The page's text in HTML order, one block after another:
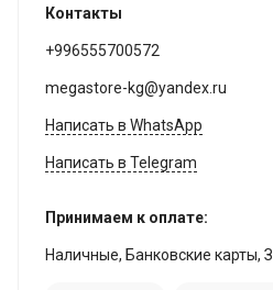
Контакты
+996555700572
megastore-kg@yandex.ru
Написать в WhatsApp
Написать в Telegram
Принимаем к оплате:
Наличные, Банковские карты,